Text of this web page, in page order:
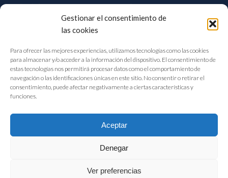
Gestionar el consentimiento de
las cookies
Para ofrecer las mejores experiencias, utilizamos tecnologías como las cookies
para almacenar y/o acceder a la información del dispositivo. El consentimiento de
estas tecnologías nos permitirá procesar datos como el comportamiento de
navegación o las identificaciones únicas en este sitio. No consentir o retirar el
consentimiento, puede afectar negativamente a ciertas características y
funciones.
Aceptar
Denegar
Ver preferencias
FIAB Federación Española de Industrias de la Alimentación y Bebidas